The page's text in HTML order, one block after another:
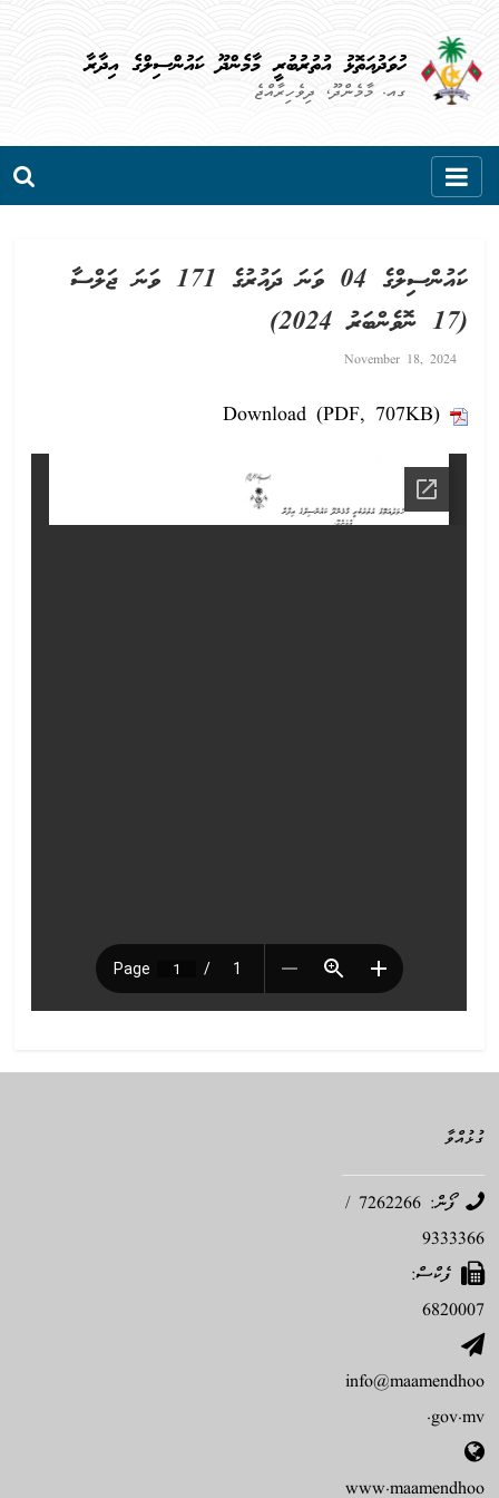
Skip
ހުވަދުއަތޮޅު އުތުރުބުރީ މާމެންދޫ ކައުންސިލްގެ އިދާރާ
ގއ. މާމެންދޫ، ދިވެހިރާއްޖެ
ކައުންސިލްގެ 04 ވަނަ ދައުރުގެ 171 ވަނަ ޖަލްސާ
(17 ނޮވެންބަރު 2024)
November 18, 2024
Download (PDF, 707KB)
ގުޅުއްވާ
ފޯން: 7262266 /
9333366
ފެކްސް:
6820007
info@maamendhoo
.gov.mv
www.maamendhoo